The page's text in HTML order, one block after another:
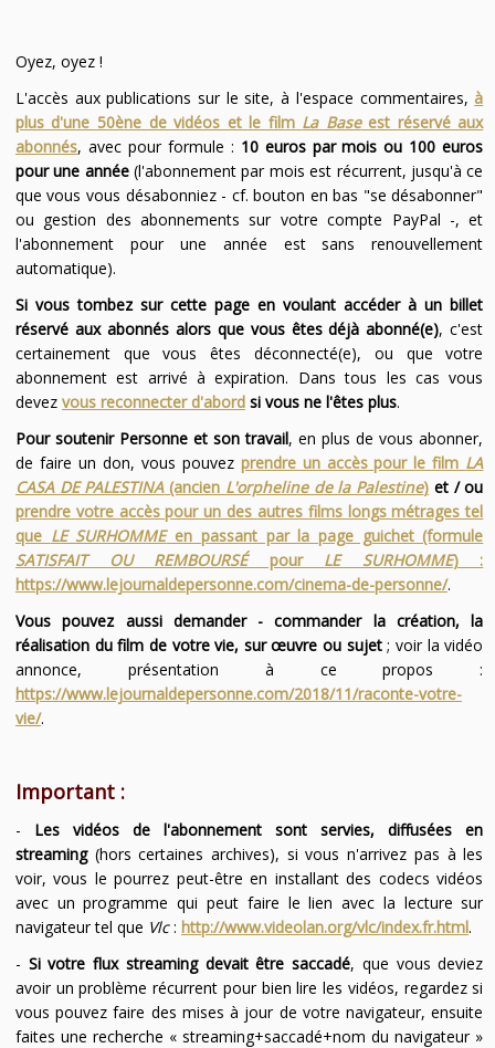
Oyez, oyez !
L'accès aux publications sur le site, à l'espace commentaires,à
plus d'une 50ène de vidéos et le film La Baseest réservé aux
abonnés, avec pour formule : 10 euros par mois ou 100 euros
pour une année(l'abonnement par mois est récurrent, jusqu'à ce
que vous vous désabonniez - cf. bouton en bas "se désabonner"
ou gestion des abonnements sur votre compte PayPal -, et
l'abonnement pour une année est sans renouvellement
automatique).
Si vous tombez sur cette page en voulant accéder à un billet
réservé aux abonnés alors que vous êtes déjà abonné(e), c'est
certainement que vous êtes déconnecté(e), ou que votre
abonnement est arrivé à expiration. Dans tous les cas vous
devez vous reconnecter d'abordsi vous ne l'êtes plus.
Pour soutenir Personne et son travail, en plus de vous abonner,
de faire un don, vous pouvez prendre un accès pour le film LA
CASA DE PALESTINA(ancien L'orpheline de la Palestine) et / ou
prendre votre accès pour un des autres films longs métrages tel
que LE SURHOMMEen passant par la page guichet (formule
SATISFAIT OU REMBOURSÉpour LE SURHOMME) :
https://www.lejournaldepersonne.com/cinema-de-personne/.
Vous pouvez aussi demander - commander la création, la
réalisation du film de votre vie, sur œuvre ou sujet; voir la vidéo
annonce, présentation à ce propos :
https://www.lejournaldepersonne.com/2018/11/raconte-votre-
vie/.
Important :
- Les vidéos de l'abonnement sont servies, diffusées en
streaming(hors certaines archives), si vous n'arrivez pas à les
voir, vous le pourrez peut-être en installant des codecs vidéos
avec un programme qui peut faire le lien avec la lecture sur
navigateur tel que Vlc: http://www.videolan.org/vlc/index.fr.html.
- Si votre flux streaming devait être saccadé, que vous deviez
avoir un problème récurrent pour bien lire les vidéos, regardez si
vous pouvez faire des mises à jour de votre navigateur, ensuite
faites une recherche « streaming+saccadé+nom du navigateur »